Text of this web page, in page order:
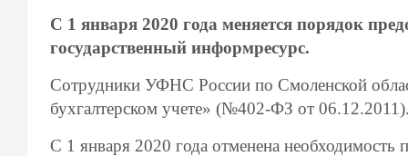
С 1 января 2020 года меняется порядок
государственный информресурс.
Сотрудники УФНС России по Смоленской
бухгалтерском учете» (№402-ФЗ от
С 1 января 2020 года отменена необходимость